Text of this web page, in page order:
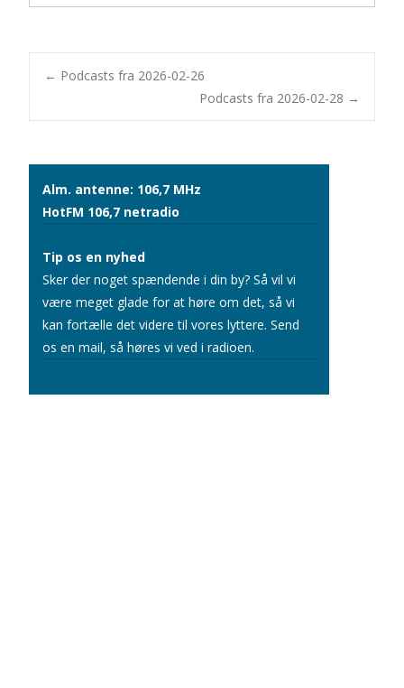
Post
← Podcasts fra 2026-02-26
Podcasts fra 2026-02-28 →
Alm. antenne: 106,7 MHz
HotFM 106,7 netradio
Tip os en nyhed
Sker der noget spændende i din by? Så vil vi
være meget glade for at høre om det, så vi
kan fortælle det videre til vores lyttere. Send
os en mail, så høres vi ved i radioen.